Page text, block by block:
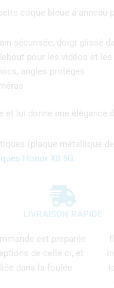
coque bleue à
sécurisée, doigt glissé
pour les vidéos et
angles protégés
lui donne une élégance
(plaque métallique
Honor X8 5G
LIVRAISON RAPIDE
est preparée
de celle ci, et
dans la foulée.